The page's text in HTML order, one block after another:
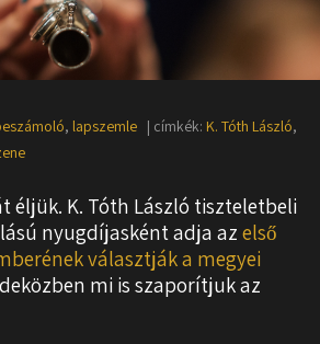
, lapszemle | címkék: K. Tóth László,
éljük. K. Tóth László tiszteletbeli
nyugdíjasként adja az első
választják a megyei
mi is szaporítjuk az